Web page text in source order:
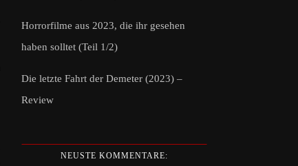
Horrorfilme aus 2023, die ihr gesehen
haben solltet (Teil 1/2)
Die letzte Fahrt der Demeter (2023) –
Review
NEUSTE KOMMENTARE: